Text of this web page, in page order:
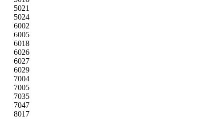
5021
5024
6002
6005
6018
6026
6027
6029
7004
7005
7035
7047
8017